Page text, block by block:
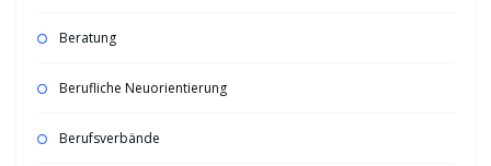
Beratung
Berufliche Neuorientierung
Berufsverbände